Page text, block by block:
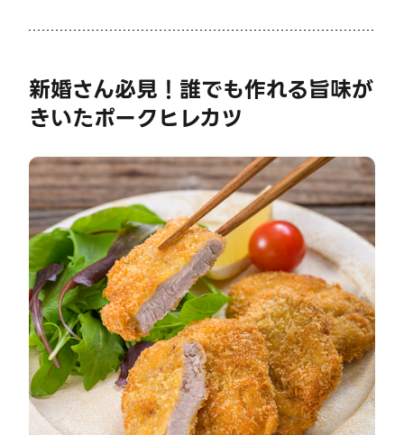
新婚さん必見！誰でも作れる旨味が
きいたポークヒレカツ